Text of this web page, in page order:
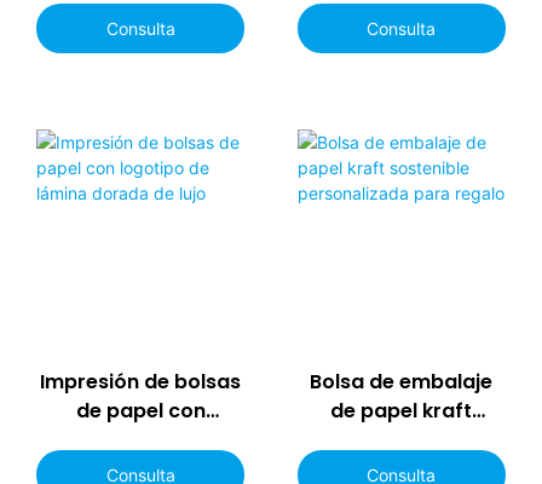
personalizado
Consulta
personalizada
Consulta
Impresión de bolsas
de papel con
dorada de lujo
Consulta
Bolsa de embalaje
de papel kraft
personalizada para
Consulta